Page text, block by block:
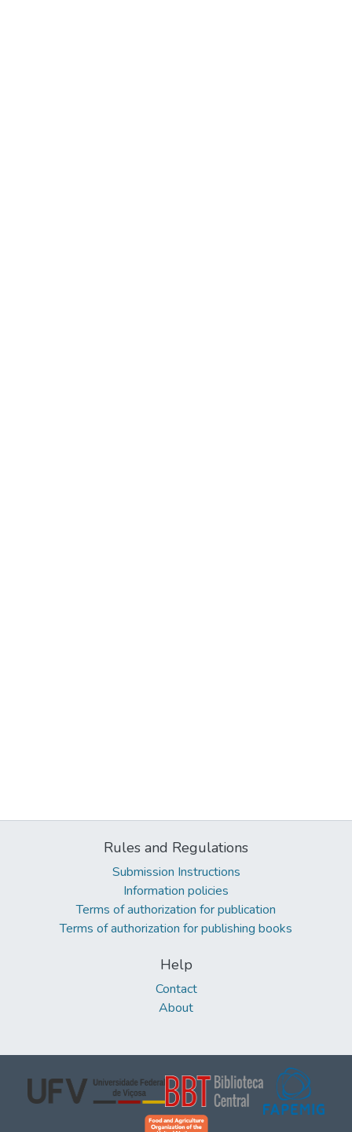
Rules and Regulations
Submission Instructions
Information policies
Terms of authorization for publication
Terms of authorization for publishing books
Help
Contact
About